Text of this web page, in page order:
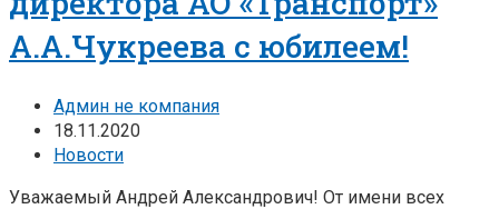
А.А.Чукреева с юбилеем!
Админ не компания
18.11.2020
Новости
Уважаемый Андрей Александрович! От имени всех